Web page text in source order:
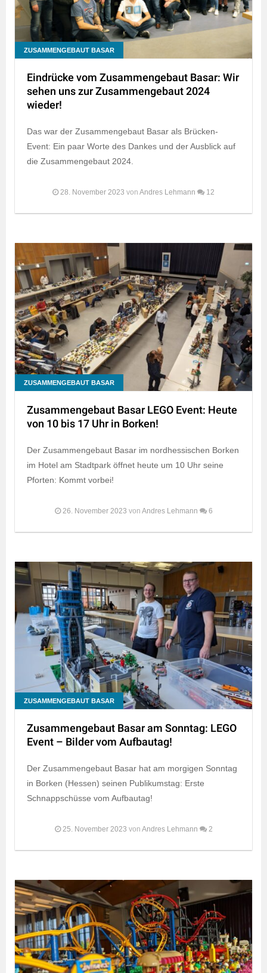
ZUSAMMENGEBAUT BASAR
Eindrücke vom Zusammengebaut Basar: Wir
sehen uns zur Zusammengebaut 2024
wieder!
Das war der Zusammengebaut Basar als Brücken-
Event: Ein paar Worte des Dankes und der Ausblick auf
die Zusammengebaut 2024.
28. November 2023 von Andres Lehmann 12
ZUSAMMENGEBAUT BASAR
Zusammengebaut Basar LEGO Event: Heute
von 10 bis 17 Uhr in Borken!
Der Zusammengebaut Basar im nordhessischen Borken
im Hotel am Stadtpark öffnet heute um 10 Uhr seine
Pforten: Kommt vorbei!
26. November 2023 von Andres Lehmann 6
ZUSAMMENGEBAUT BASAR
Zusammengebaut Basar am Sonntag: LEGO
Event – Bilder vom Aufbautag!
Der Zusammengebaut Basar hat am morgigen Sonntag
in Borken (Hessen) seinen Publikumstag: Erste
Schnappschüsse vom Aufbautag!
25. November 2023 von Andres Lehmann 2